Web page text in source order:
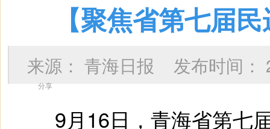
【聚焦省第七届
来源： 青海日报 发布时间：
分享
9月16日，青海省第七届